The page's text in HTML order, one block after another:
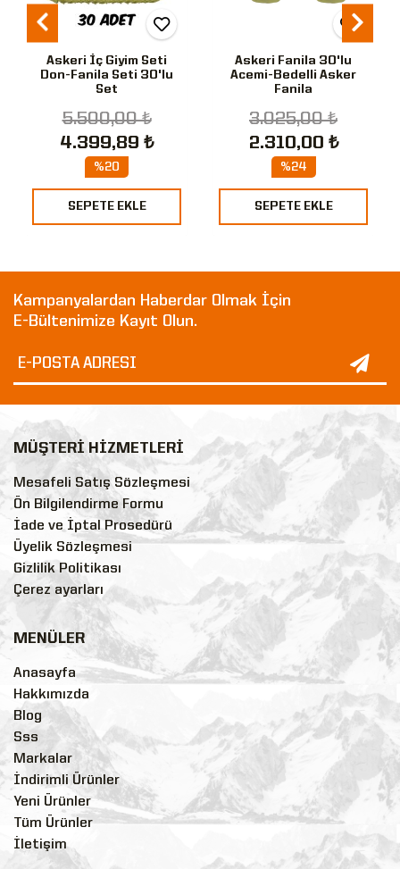
Askeri İç Giyim Seti
Don-Fanila Seti 30'lu
Set
5.500,00 ₺
4.399,89 ₺
%20
SEPETE EKLE
Askeri Fanila 30'lu
Acemi-Bedelli Asker
Fanila
3.025,00 ₺
2.310,00 ₺
%24
SEPETE EKLE
Kampanyalardan Haberdar Olmak İçin
E-Bültenimize Kayıt Olun.
MÜŞTERİ HİZMETLERİ
Mesafeli Satış Sözleşmesi
Ön Bilgilendirme Formu
İade ve İptal Prosedürü
Üyelik Sözleşmesi
Gizlilik Politikası
Çerez ayarları
MENÜLER
Anasayfa
Hakkımızda
Blog
Sss
Markalar
İndirimli Ürünler
Yeni Ürünler
Tüm Ürünler
İletişim